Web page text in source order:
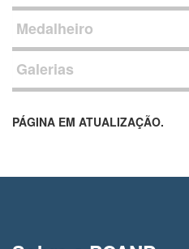
Medalheiro
Galerias
PÁGINA EM ATUALIZAÇÃO.